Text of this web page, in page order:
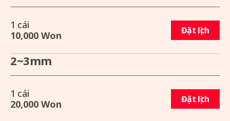
1 cái
10,000 Won
Đặt lịch
2~3mm
1 cái
20,000 Won
Đặt lịch